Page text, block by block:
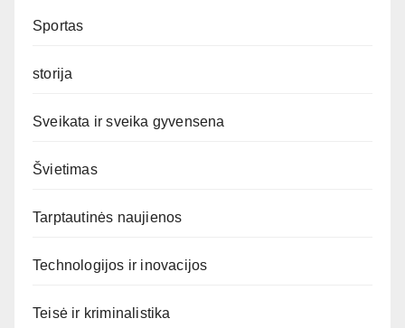
Sportas
storija
Sveikata ir sveika gyvensena
Švietimas
Tarptautinės naujienos
Technologijos ir inovacijos
Teisė ir kriminalistika